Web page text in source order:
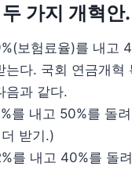
가지 개혁안.
보험료율)를 내고
는다. 국회 연금개혁
음과 같다.
를 내고 50%를 돌
받기.)
를 내고 40%를 돌